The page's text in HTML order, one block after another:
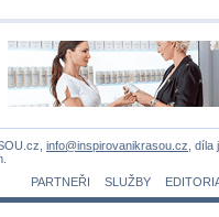
info@inspirovanikrasou.cz ,
PARTNEŘI
SLUŽBY